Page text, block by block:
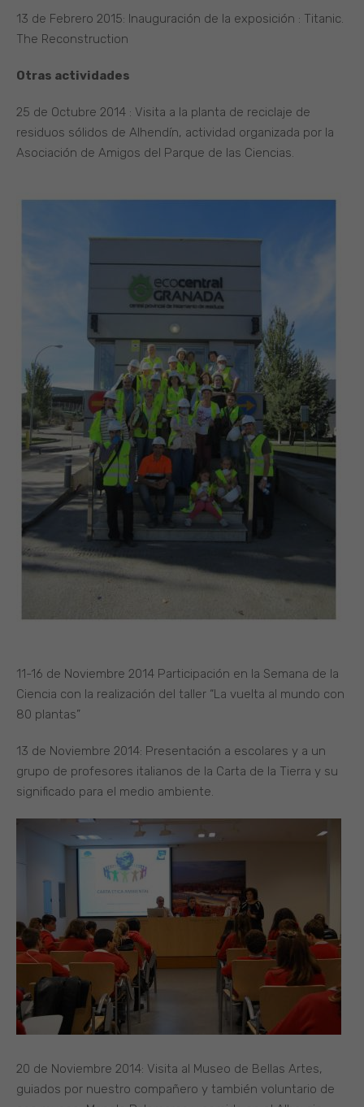
13 de Febrero 2015: Inauguración de la exposición : Titanic.
The Reconstruction
Otras actividades
25 de Octubre 2014 : Visita a la planta de reciclaje de
residuos sólidos de Alhendín, actividad organizada por la
Asociación de Amigos del Parque de las Ciencias.
11-16 de Noviembre 2014 Participación en la Semana de la
Ciencia con la realización del taller “La vuelta al mundo con
80 plantas”
13 de Noviembre 2014: Presentación a escolares y a un
grupo de profesores italianos de la Carta de la Tierra y su
significado para el medio ambiente.
20 de Noviembre 2014: Visita al Museo de Bellas Artes,
guiados por nuestro compañero y también voluntario de